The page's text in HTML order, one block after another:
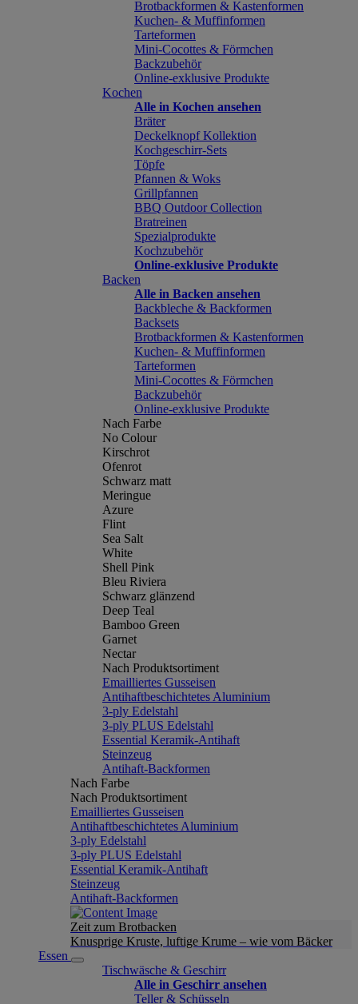
Brotbackformen & Kastenformen
Kuchen- & Muffinformen
Tarteformen
Mini-Cocottes & Förmchen
Backzubehör
Online-exklusive Produkte
Kochen
Alle in Kochen ansehen
Bräter
Deckelknopf Kollektion
Kochgeschirr-Sets
Töpfe
Pfannen & Woks
Grillpfannen
BBQ Outdoor Collection
Bratreinen
Spezialprodukte
Kochzubehör
Online-exklusive Produkte
Backen
Alle in Backen ansehen
Backbleche & Backformen
Backsets
Brotbackformen & Kastenformen
Kuchen- & Muffinformen
Tarteformen
Mini-Cocottes & Förmchen
Backzubehör
Online-exklusive Produkte
Nach Farbe
No Colour
Kirschrot
Ofenrot
Schwarz matt
Meringue
Azure
Flint
Sea Salt
White
Shell Pink
Bleu Riviera
Schwarz glänzend
Deep Teal
Bamboo Green
Garnet
Nectar
Nach Produktsortiment
Emailliertes Gusseisen
Antihaftbeschichtetes Aluminium
3-ply Edelstahl
3-ply PLUS Edelstahl
Essential Keramik-Antihaft
Steinzeug
Antihaft-Backformen
Nach Farbe
Nach Produktsortiment
Emailliertes Gusseisen
Antihaftbeschichtetes Aluminium
3-ply Edelstahl
3-ply PLUS Edelstahl
Essential Keramik-Antihaft
Steinzeug
Antihaft-Backformen
Zeit zum Brotbacken
Knusprige Kruste, luftige Krume – wie vom Bäcker
Essen
Tischwäsche & Geschirr
Alle in Geschirr ansehen
Teller & Schüsseln